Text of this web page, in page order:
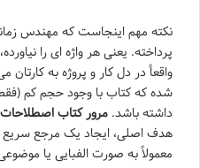
نکته مهم اینجاست که مهندس
پرداخته. یعنی هر واژه ای را
واقعاً در دل کار و پروژه به
داشته باشد. مرور کتاب
هدف اصلی، ایجاد یک مرجع
معمولاً به صورت الفبایی یا